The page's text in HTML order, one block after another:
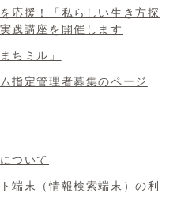
応援！「私らしい生き方探
践講座を開催します
ちミル」
指定管理者募集のページ
ついて
端末（情報検索端末）の利